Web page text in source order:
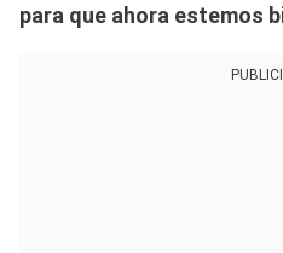
para que ahora estemos